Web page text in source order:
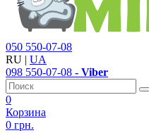
050 550-07-08
RU | UA
098 550-07-08 - Viber
0
Корзина
0 грн.